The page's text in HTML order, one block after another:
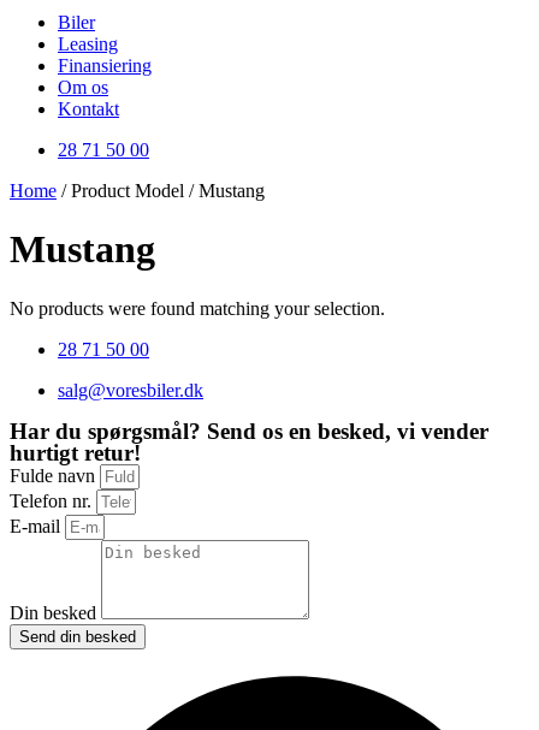
Biler
Leasing
Finansiering
Om os
Kontakt
28 71 50 00
Home / Product Model / Mustang
Mustang
No products were found matching your selection.
28 71 50 00
salg@voresbiler.dk
Har du spørgsmål? Send os en besked, vi vender
hurtigt retur!
Fulde navn
Telefon nr.
E-mail
Din besked
Send din besked